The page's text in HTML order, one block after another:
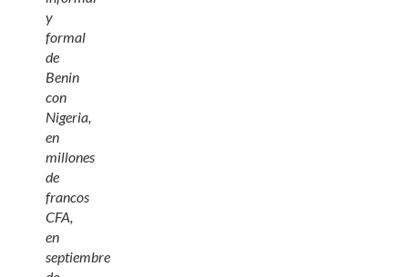
y
formal
de
Benin
con
Nigeria,
en
millones
de
francos
CFA,
en
septiembre